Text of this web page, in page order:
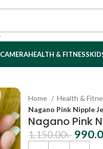
CAMERAHEALTH & FITNESS
Home
Health &
Nagano Pink Nipple
Nagano Pink
1,150.00৳